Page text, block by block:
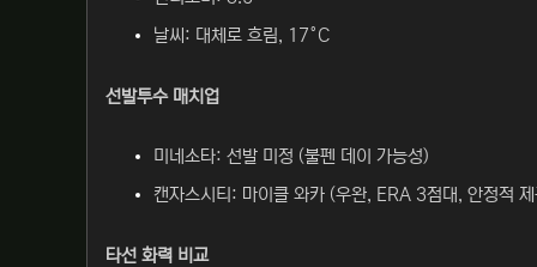
날씨: 대체로 흐림, 17°C
선발투수 매치업
미네소타: 선발 미정 (불펜 데이 가능성)
캔자스시티: 마이클 와카 (우완, ERA 3점대, 안정적 제
타선 화력 비교